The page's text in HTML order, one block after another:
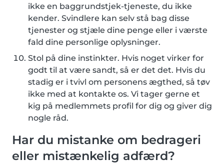
ikke en baggrundstjek-tjeneste, du ikke
kender. Svindlere kan selv stå bag disse
tjenester og stjæle dine penge eller i værste
fald dine personlige oplysninger.
Stol på dine instinkter. Hvis noget virker for
godt til at være sandt, så er det det. Hvis du
stadig er i tvivl om personens ægthed, så tøv
ikke med at kontakte os. Vi tager gerne et
kig på medlemmets profil for dig og giver dig
nogle råd.
Har du mistanke om bedrageri
eller mistænkelig adfærd?